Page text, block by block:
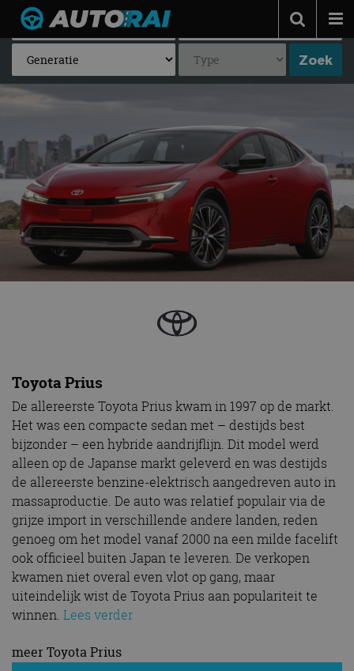
Autonieuws
Podcast
Autotests
Automerken
Adverteren
Contact
MotorRAI.nl
Toyota Prius
De allereerste Toyota Prius kwam in 1997 op de markt.
Het was een compacte sedan met – destijds best
bijzonder – een hybride aandrijflijn. Dit model werd
alleen op de Japanse markt geleverd en was destijds
de allereerste benzine-elektrisch aangedreven auto in
massaproductie. De auto was relatief populair via de
grijze import in verschillende andere landen, reden
genoeg om het model vanaf 2000 na een milde facelift
ook officieel buiten Japan te leveren. De verkopen
kwamen niet overal even vlot op gang, maar
uiteindelijk wist de Toyota Prius aan populariteit te
winnen. Lees verder
meer Toyota Prius